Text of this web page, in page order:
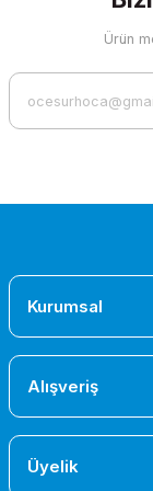
Ürün
Kurumsal
Alışveriş
Üyelik